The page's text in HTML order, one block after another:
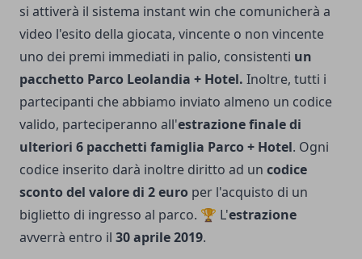
si attiverà il sistema instant win che comunicherà a
video l'esito della giocata, vincente o non vincente
uno dei premi immediati in palio, consistenti un
pacchetto Parco Leolandia + Hotel. Inoltre, tutti i
partecipanti che abbiamo inviato almeno un codice
valido, parteciperanno all'estrazione finale di
ulteriori 6 pacchetti famiglia Parco + Hotel. Ogni
codice inserito darà inoltre diritto ad un codice
sconto del valore di 2 euro per l'acquisto di un
biglietto di ingresso al parco. 🏆 L'estrazione
avverrà entro il 30 aprile 2019.